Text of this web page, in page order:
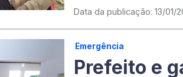
por mudanças bruscas
Data da publicação: 13/01/
Emergência
Prefeito e